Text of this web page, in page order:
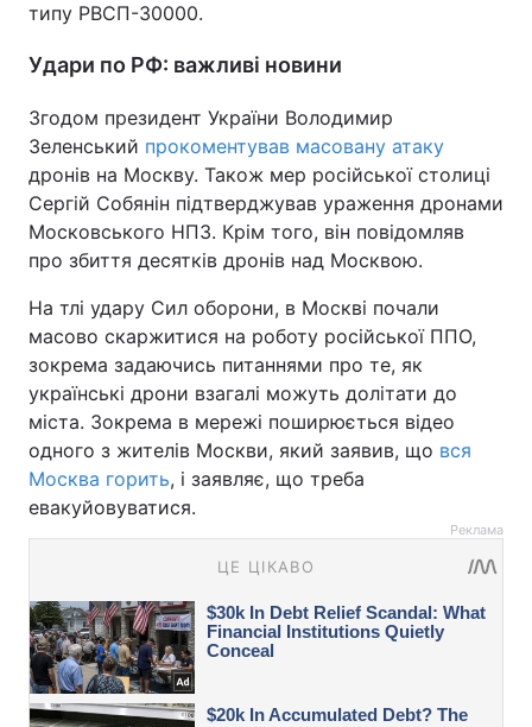
типу РВСП-30000.
Удари по РФ: важливі новини
Згодом президент України Володимир
Зеленський прокоментував масовану атаку
дронів на Москву. Також мер російської столиці
Сергій Собянін підтверджував ураження дронами
Московського НПЗ. Крім того, він повідомляв
про збиття десятків дронів над Москвою.
На тлі удару Сил оборони, в Москві почали
масово скаржитися на роботу російської ППО,
зокрема задаючись питаннями про те, як
українські дрони взагалі можуть долітати до
міста. Зокрема в мережі поширюється відео
одного з жителів Москви, який заявив, що вся
Москва горить, і заявляє, що треба
евакуйовуватися.
Реклама